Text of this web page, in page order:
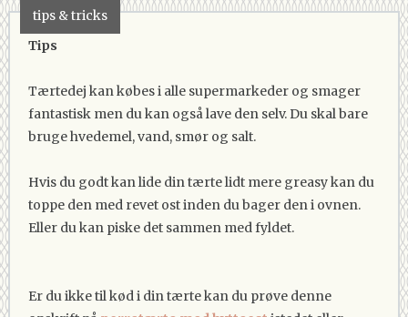
tips & tricks
Tips
Tærtedej kan købes i alle supermarkeder og smager
fantastisk men du kan også lave den selv. Du skal bare
bruge hvedemel, vand, smør og salt.
Hvis du godt kan lide din tærte lidt mere greasy kan du
toppe den med revet ost inden du bager den i ovnen.
Eller du kan piske det sammen med fyldet.
Er du ikke til kød i din tærte kan du prøve denne